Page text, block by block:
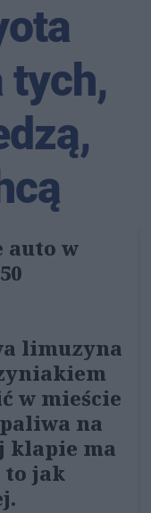
tych,
auto w
limuzyna
w mieście
na
klapie ma
to jak